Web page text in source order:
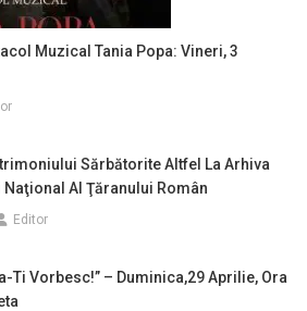
Muzical Tania Popa: Vineri, 3
Sărbătorite Altfel La Arhiva
Naţional Al Ţăranului Român
Editor
Ti Vorbesc!” – Duminica,29 Aprilie, Ora